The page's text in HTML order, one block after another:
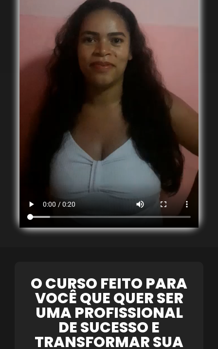
O CURSO FEITO PARA
VOCÊ QUE QUER SER
UMA PROFISSIONAL
DE SUCESSO E
TRANSFORMAR SUA